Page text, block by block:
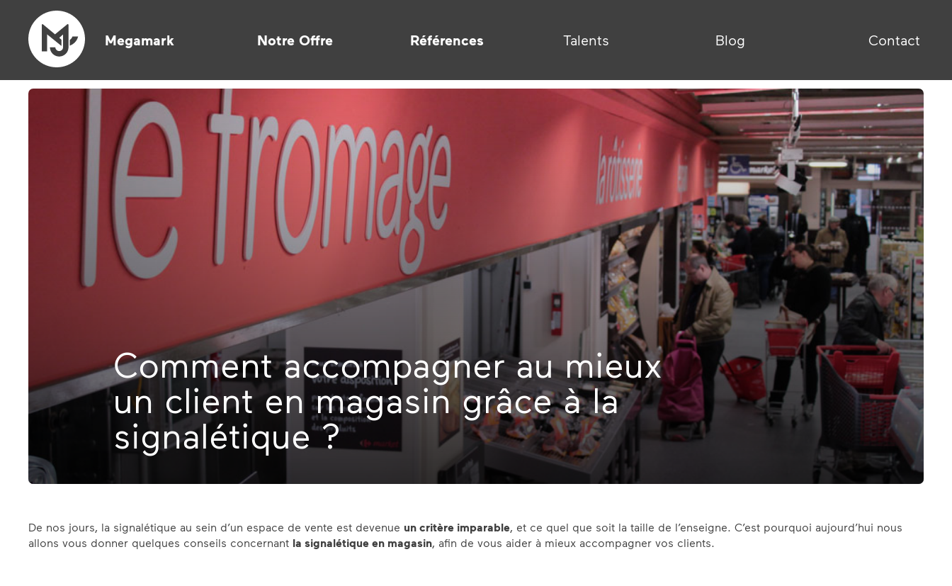
Megamark Notre Offre Références Talents Blog Contact
Comment accompagner au mieux
un client en magasin grâce à la
signalétique ?
De nos jours, la signalétique au sein d’un espace de vente est devenue un critère imparable , et ce quel que soit la taille de l’enseigne. C’est pourquoi aujourd’hui nous
allons vous donner quelques conseils concernant la signalétique en magasin , afin de vous aider à mieux accompagner vos clients.